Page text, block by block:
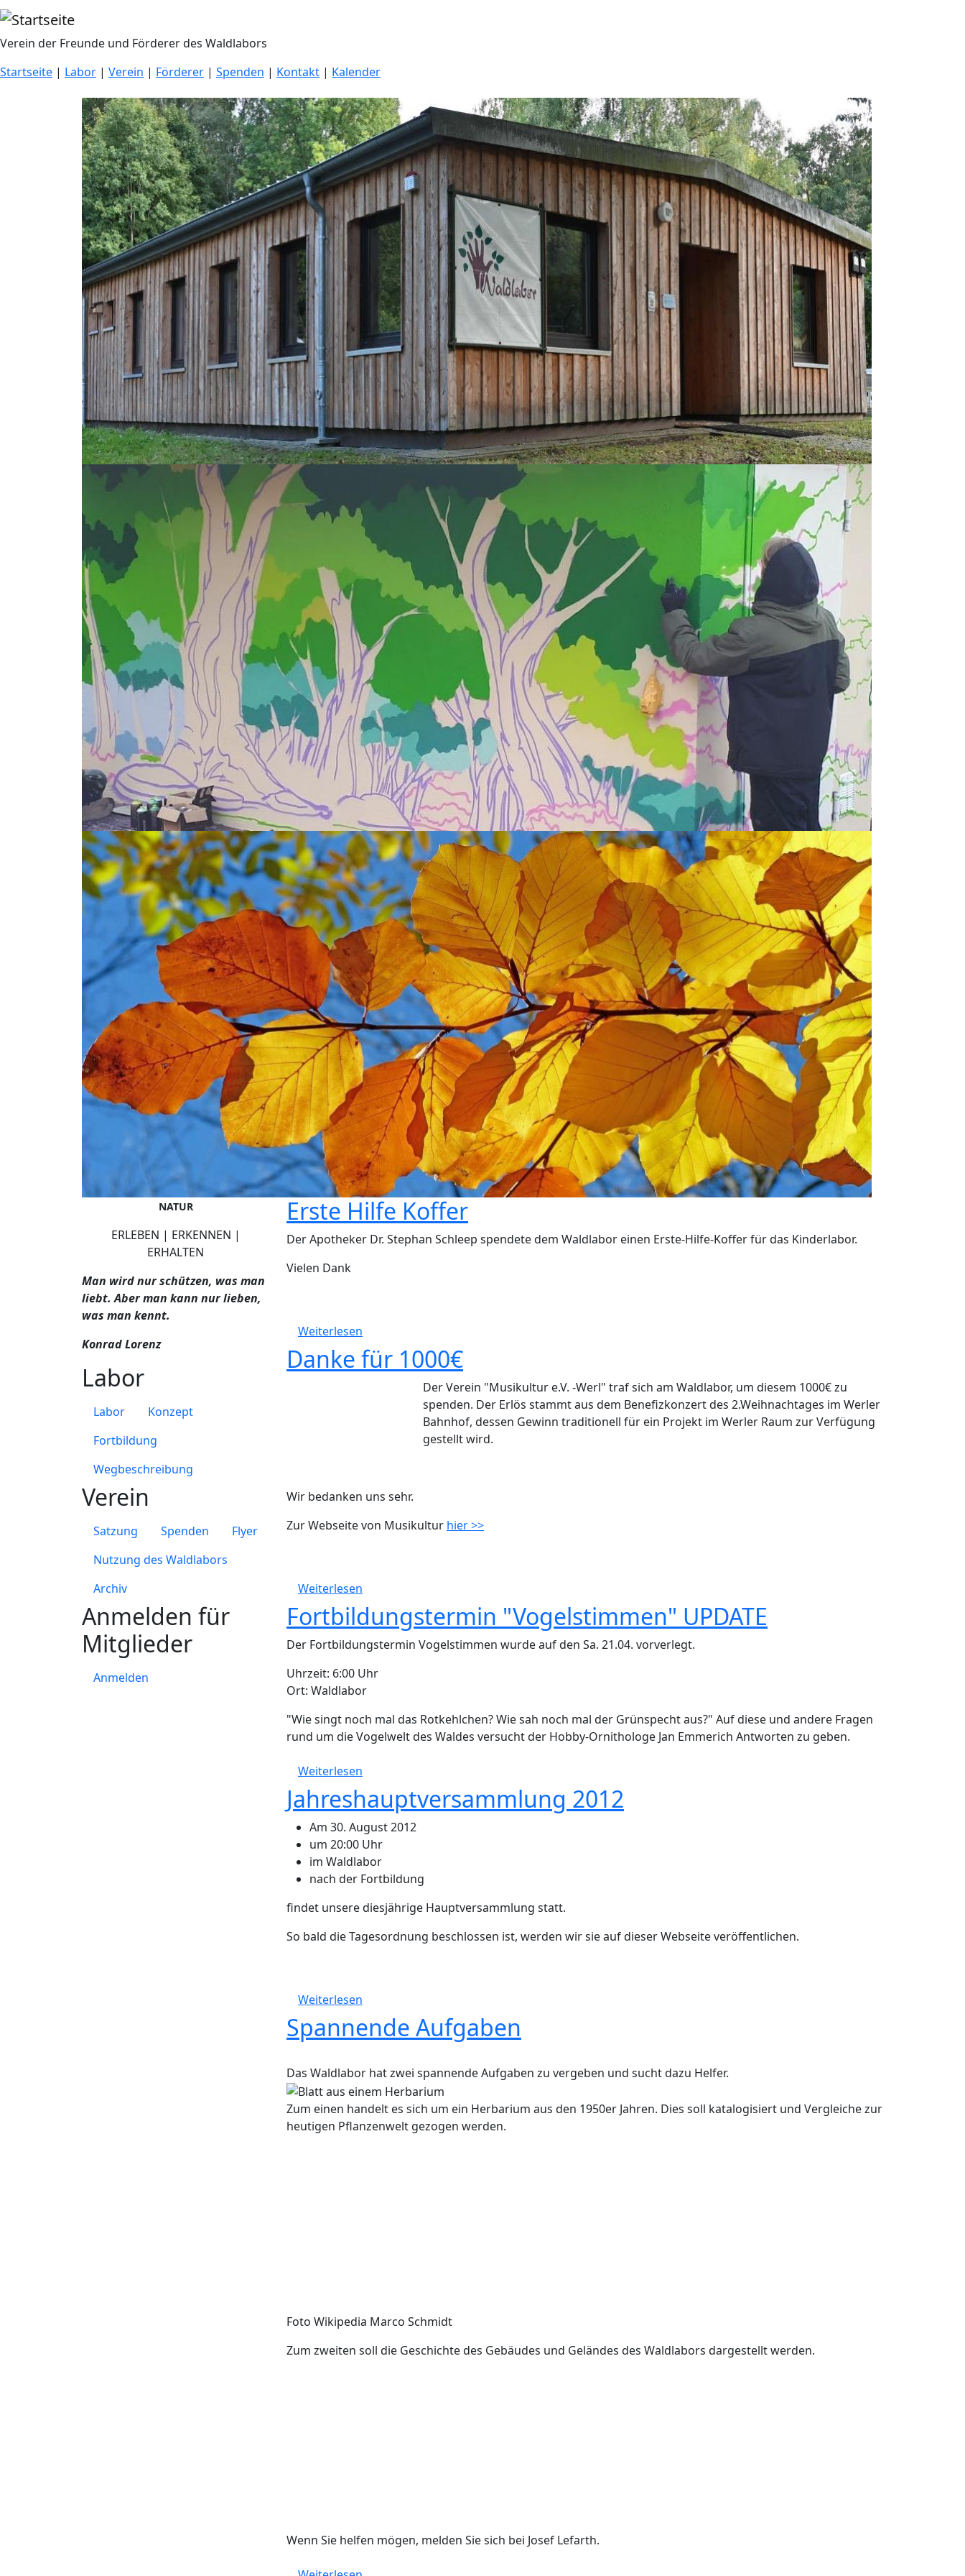
Direkt zum Inhalt
Verein der Freunde und Förderer des Waldlabors
Startseite | Labor | Verein | Förderer | Spenden | Kontakt | Kalender
Erste Hilfe Koffer
Der Apotheker Dr. Stephan Schleep spendete dem Waldlabor einen Erste-Hilfe-Koffer für das Kinderlabor.
Vielen Dank
Weiterlesen
Danke für 1000€
Der Verein "Musikultur e.V. -Werl" traf sich am Waldlabor, um diesem 1000€ zu
spenden. Der Erlös stammt aus dem Benefizkonzert des 2.Weihnachtages im Werler
Bahnhof, dessen Gewinn traditionell für ein Projekt im Werler Raum zur Verfügung
gestellt wird.
Wir bedanken uns sehr.
Zur Webseite von Musikultur hier >>
Weiterlesen
Fortbildungstermin "Vogelstimmen" UPDATE
Der Fortbildungstermin Vogelstimmen wurde auf den Sa. 21.04. vorverlegt.
Uhrzeit: 6:00 Uhr
Ort: Waldlabor
"Wie singt noch mal das Rotkehlchen? Wie sah noch mal der Grünspecht aus?" Auf diese und andere Fragen
rund um die Vogelwelt des Waldes versucht der Hobby-Ornithologe Jan Emmerich Antworten zu geben.
Weiterlesen
Jahreshauptversammlung 2012
Am 30. August 2012
um 20:00 Uhr
im Waldlabor
nach der Fortbildung
findet unsere diesjährige Hauptversammlung statt.
So bald die Tagesordnung beschlossen ist, werden wir sie auf dieser Webseite veröffentlichen.
Weiterlesen
Spannende Aufgaben
Das Waldlabor hat zwei spannende Aufgaben zu vergeben und sucht dazu Helfer.
Zum einen handelt es sich um ein Herbarium aus den 1950er Jahren. Dies soll katalogisiert und Vergleiche zur
heutigen Pflanzenwelt gezogen werden.
Foto Wikipedia Marco Schmidt
Zum zweiten soll die Geschichte des Gebäudes und Geländes des Waldlabors dargestellt werden.
Wenn Sie helfen mögen, melden Sie sich bei Josef Lefarth.
NATUR
ERLEBEN | ERKENNEN |
ERHALTEN
Man wird nur schützen, was man
liebt. Aber man kann nur lieben,
was man kennt.
Konrad Lorenz
Labor
Labor
Konzept
Fortbildung
Wegbeschreibung
Verein
Satzung Spenden
Flyer
Nutzung des Waldlabors
Archiv
Anmelden für
Mitglieder
Anmelden